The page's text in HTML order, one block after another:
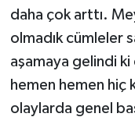
daha çok arttı.
olmadık cümleler
aşamaya gelindi
hemen hemen hiç
olaylarda genel